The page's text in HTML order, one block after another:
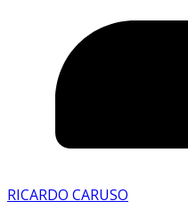
RICARDO CARUSO